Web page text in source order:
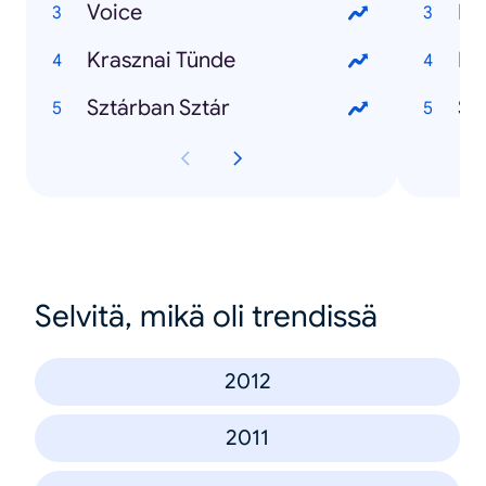
Voice
Krasznai Tünde
Sztárban Sztár
Selvitä, mikä oli trendissä
2012
2011